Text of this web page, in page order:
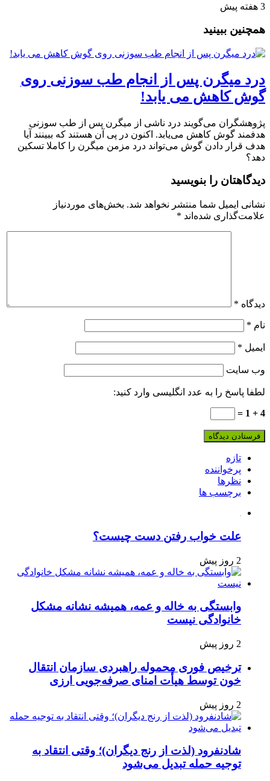
3 هفته پیش
همچنین ببینید
درد میگرن پس از انجام طب سوزنی روی
گوش کاهش می یابد!
پژوهشگران می‌گویند درد ناشی از میگرن پس از طب سوزنی
هدفمند گوش کاهش می‌یابد. اکنون در پی آن هستند که ببینند آیا
هدف قرار دادن گوش می‌تواند درد مزمن میگرن را کاملا تسکین
دهد؟
دیدگاهتان را بنویسید
نشانی ایمیل شما منتشر نخواهد شد. بخش‌های موردنیاز
علامت‌گذاری شده‌اند *
دیدگاه *
نام *
ایمیل *
وب‌ سایت
لطفا پاسخ را به عدد انگلیسی وارد کنید:
4 + 1 =
تازه
پرخواننده
نظرها
برچسب ها
علت خواب رفتن دست چیست؟
2 روز پیش
وابستگی به خاله و عمه، همیشه نشانه مشکل
خانوادگی نیست
2 روز پیش
ترخیص فوری محموله راهبردی سازمان انتقال
خون توسط هیأت امنای صرفه‌جویی ارزی
2 روز پیش
شادنفرود (لذت از رنج دیگران)؛ وقتی انتقاد به
توجیه حمله تبدیل می‌شود